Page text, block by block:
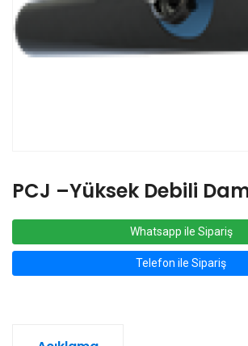
PCJ –Yüksek Debili
Whatsapp ile Sipariş
Telefon ile Sipariş